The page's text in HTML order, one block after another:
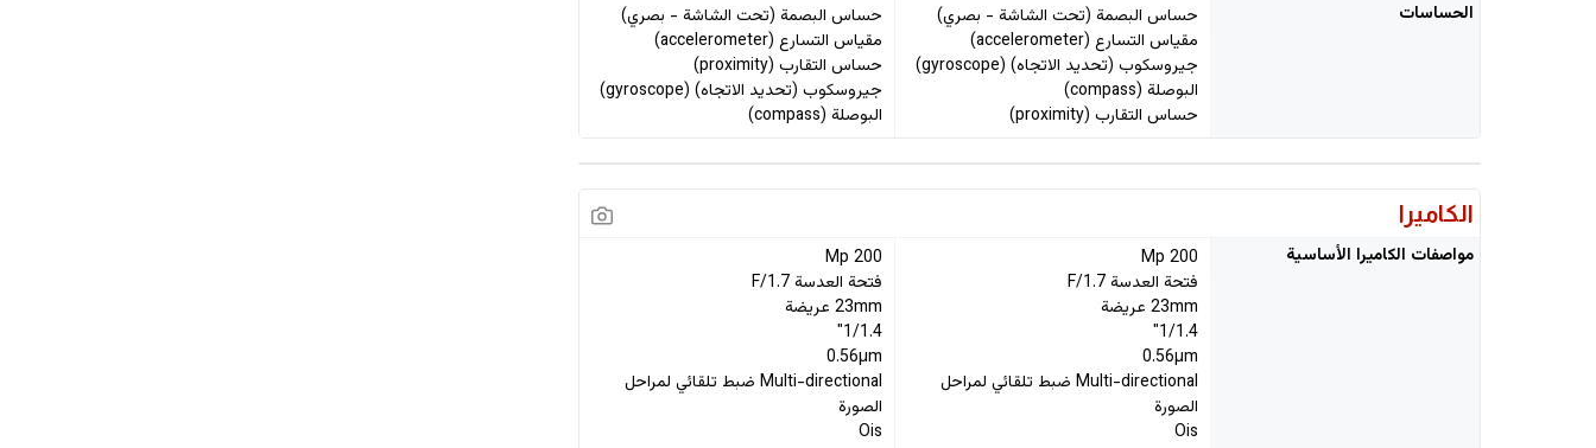
الحساسات
حساس البصمة (تحت الشاشة - بصري)
مقياس التسارع (accelerometer)
جيروسكوب (تحديد الاتجاه) (gyroscope)
البوصلة (compass)
حساس التقارب (proximity)
حساس البصمة (تحت الشاشة - بصري)
مقياس التسارع (accelerometer)
حساس التقارب (proximity)
جيروسكوب (تحديد الاتجاه) (gyroscope)
البوصلة (compass)
الكاميرا
مواصفات الكاميرا الأساسية
200 Mp
فتحة العدسة F/1.7
23mm عريضة
1/1.4"
0.56µm
Multi-directional ضبط تلقائي لمراحل
الصورة
Ois
200 Mp
فتحة العدسة F/1.7
23mm عريضة
1/1.4"
0.56µm
Multi-directional ضبط تلقائي لمراحل
الصورة
Ois